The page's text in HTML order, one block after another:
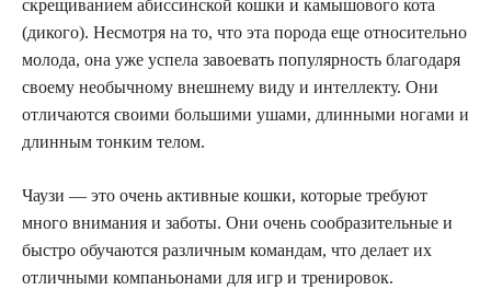
скрещиванием абиссинской кошки и камышового кота
(дикого). Несмотря на то, что эта порода еще относительно
молода, она уже успела завоевать популярность благодаря
своему необычному внешнему виду и интеллекту. Они
отличаются своими большими ушами, длинными ногами и
длинным тонким телом.
Чаузи — это очень активные кошки, которые требуют
много внимания и заботы. Они очень сообразительные и
быстро обучаются различным командам, что делает их
отличными компаньонами для игр и тренировок.